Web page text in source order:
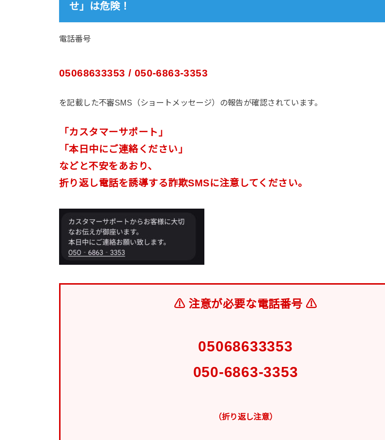
せ」は危険！
電話番号
05068633353 / 050-6863-3353
を記載した不審SMS（ショートメッセージ）の報告が確認されています。
「カスタマーサポート」
「本日中にご連絡ください」
などと不安をあおり、
折り返し電話を誘導する詐欺SMSに注意してください。
⚠ 注意が必要な電話番号 ⚠
05068633353
050-6863-3353
（折り返し注意）